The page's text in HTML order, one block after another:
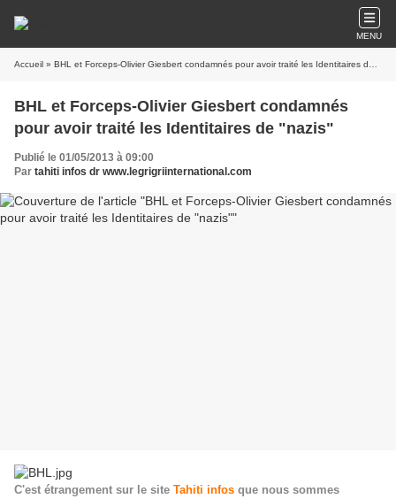
MENU
Accueil » BHL et Forceps-Olivier Giesbert condamnés pour avoir traité les Identitaires de "nazis"
BHL et Forceps-Olivier Giesbert condamnés
pour avoir traité les Identitaires de "nazis"
Publié le 01/05/2013 à 09:00
Par tahiti infos dr www.legrigriinternational.com
C'est étrangement sur le site Tahiti infos que nous sommes